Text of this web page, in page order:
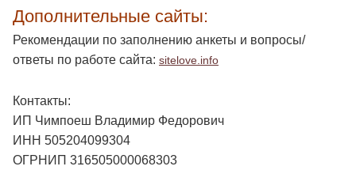
Дополнительные сайты:
Рекомендации по заполнению анкеты и вопросы/
ответы по работе сайта: sitelove.info
Контакты:
ИП Чимпоеш Владимир Федорович
ИНН 505204099304
ОГРНИП 316505000068303